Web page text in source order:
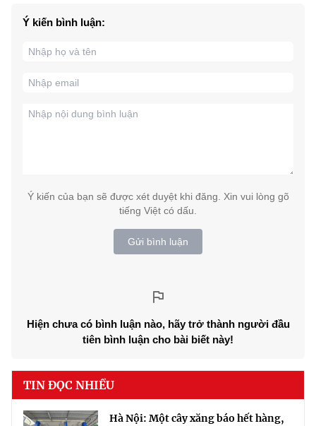
Ý kiến bình luận:
Ý kiến của bạn sẽ được xét duyệt khi đăng. Xin vui lòng gõ
tiếng Việt có dấu.
Gửi bình luận
Hiện chưa có bình luận nào, hãy trở thành người đầu
tiên bình luận cho bài biết này!
TIN ĐỌC NHIỀU
Hà Nội: Một cây xăng báo hết hàng,